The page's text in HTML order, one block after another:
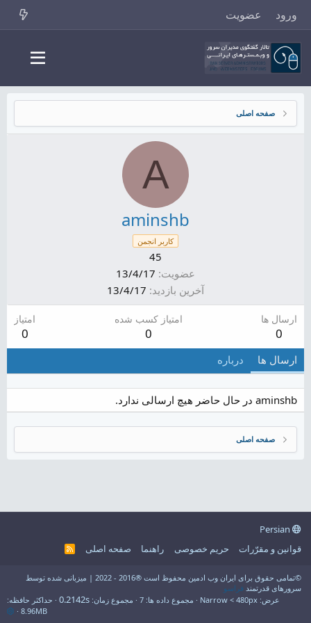
ورود عضویت
صفحه اصلی
A
aminshb
کاربر انجمن
45
عضویت 13/4/17
آخرین بازدید 13/4/17
ارسال ها
0
امتیاز کسب شده
0
امتیاز
0
ارسال ها درباره
aminshb در حال حاضر هیچ ارسالی ندارد.
صفحه اصلی
قوانین و مقرّرات
حریم خصوصی راهنما صفحه اصلی
R
©تمامی حقوق برای ایران وب ادمین محفوظ است ®2016 - 2022 | میزبانی شده توسط
سرورهای قدرتمند فراسو
عرض
مجموع داده ها 7 مجموع زمان 0.2142s
حداکثر حافظه
8.96MB